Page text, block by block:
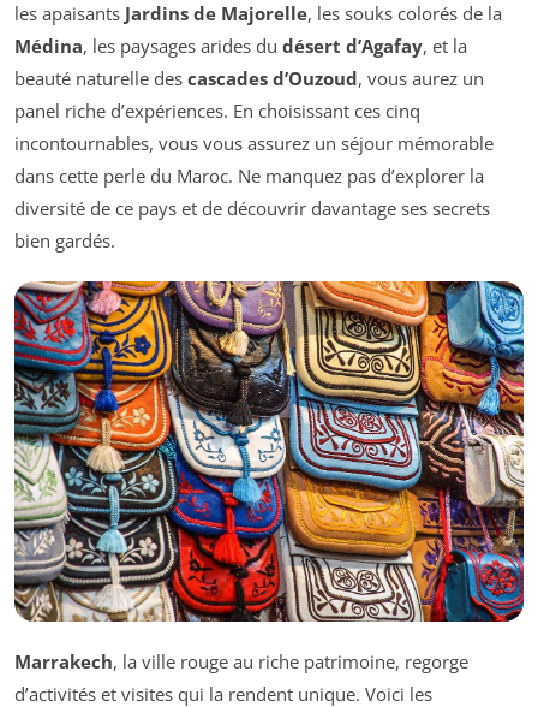
les apaisants Jardins de Majorelle, les souks colorés de la
Médina, les paysages arides du désert d’Agafay, et la
beauté naturelle des cascades d’Ouzoud, vous aurez un
panel riche d’expériences. En choisissant ces cinq
incontournables, vous vous assurez un séjour mémorable
dans cette perle du Maroc. Ne manquez pas d’explorer la
diversité de ce pays et de découvrir davantage ses secrets
bien gardés.
Marrakech, la ville rouge au riche patrimoine, regorge
d’activités et visites qui la rendent unique. Voici les